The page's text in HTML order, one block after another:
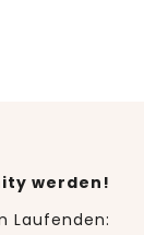
werden!
Laufenden: